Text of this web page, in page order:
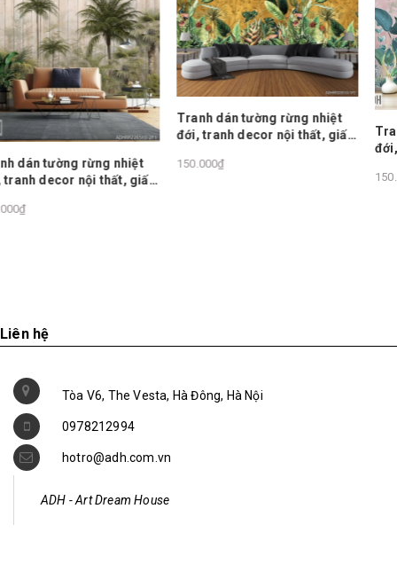
Tranh dán tường rừng nhiệt
đới, tranh decor nội thất, giấy
150.000₫
Tranh dán tường rừng
đới, tranh decor nội
0978212994
hotro@adh.com.vn
ADH - Art Dream House